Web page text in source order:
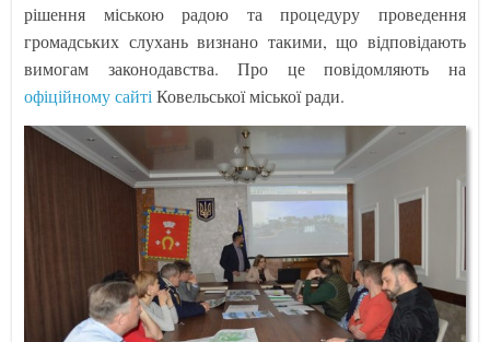
рішення міською радою та процедуру проведення
громадських слухань визнано такими, що відповідають
вимогам законодавства. Про це повідомляють на
офіційному сайті Ковельської міської ради.